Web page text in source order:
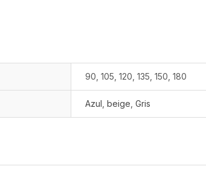
90, 105, 120, 135, 150, 180
Azul beige Gris